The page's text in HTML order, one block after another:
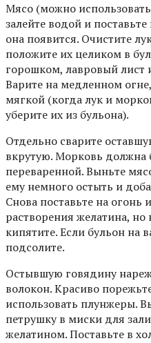
Мясо (можно
залейте водой и
она появится. Очистите
положите их целиком в
горошком, лавровый лист
Варите на медленном
мягкой (когда лук и
уберите их из бульона).
Отдельно сварите
вкрутую. Морковь должна
переваренной. Выньте
ему немного остыть и
Снова поставьте на огонь
растворения желатина, но
кипятите. Если бульон на
подсолите.
Остывшую говядину
волокон. Красиво
использовать плунжеры.
петрушку в миски для
желатином. Поставьте в